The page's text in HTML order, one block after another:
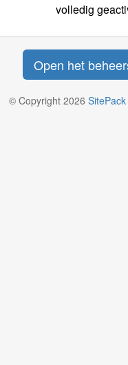
volledig
Open het
© Copyright 2026